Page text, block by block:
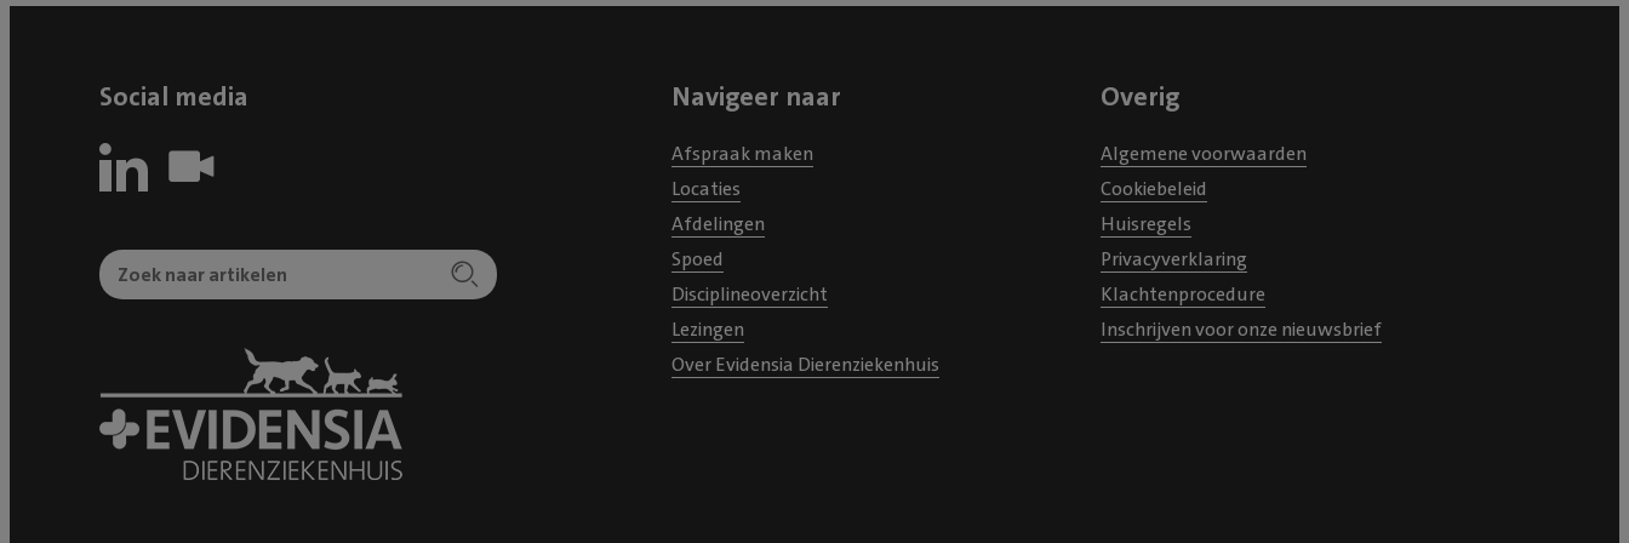
middag een foto van haar op (die ik
weer beter ging met haar. Ook kregen
we duidelijke informatie over de
kwaal, de behandeling en de kosten.
Een dag later kon ik haar weer
ophalen. Ze was heel erg opgeknapt!
De medicijnen kreeg ik gelijk mee. Alles
bij elkaar kostte het € 1.787,- maar
dat heb ik zeker voor mijn lieve hondje
over. Ik ben niet verzekerd maar de
Social media Navigeer naar
Afspraak maken
Locaties
Afdelingen
Spoed
Disciplineoverzicht
Lezingen
Over Evidensia Dierenziekenhuis
Overig
Algemene voorwaarden
Cookiebeleid
Huisregels
Privacyverklaring
Klachtenprocedure
Inschrijven voor onze nieuwsbrief